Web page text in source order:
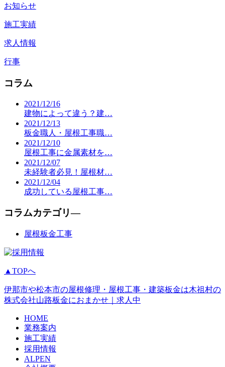
お知らせ
施工実績
求人情報
行事
コラム
2021/12/16
建物によって違う？建…
2021/12/13
板金職人・屋根工事職…
2021/12/10
屋根工事に金属素材を…
2021/12/07
未経験者必見！屋根材…
2021/12/04
成功している屋根工事…
コラムカテゴリ―
屋根板金工事
▲TOPへ
伊那市や松本市の屋根修理・屋根工事・建築板金は木祖村の
株式会社山路板金におまかせ｜求人中
HOME
業務案内
施工実績
採用情報
ALPEN